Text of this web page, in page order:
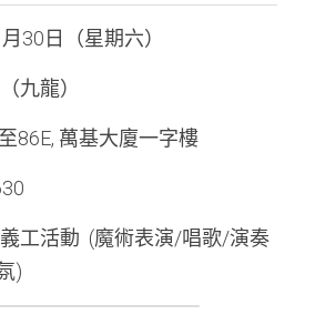
員登記
30日（星期六）
九龍）
86E, 萬基大廈一字樓
工活動  (魔術表演/唱歌/演奏
)